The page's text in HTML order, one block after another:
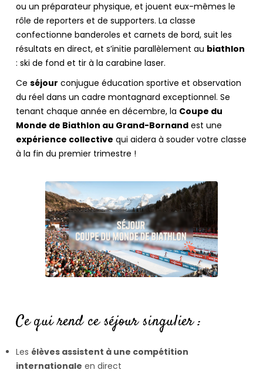
ou un préparateur physique, et jouent eux-mêmes le
rôle de reporters et de supporters. La classe
confectionne banderoles et carnets de bord, suit les
résultats en direct, et s’initie parallèlement au biathlon
: ski de fond et tir à la carabine laser.
Ceséjour conjugue éducation sportive et observation
du réel dans un cadre montagnard exceptionnel. Se
tenant chaque année en décembre, la Coupe du
Monde de Biathlon au Grand-Bornand est une
expérience collective qui aidera à souder votre classe
à la fin du premier trimestre !
Ce qui rend ce séjour singulier :
Les élèves assistent à une compétition
internationale en direct